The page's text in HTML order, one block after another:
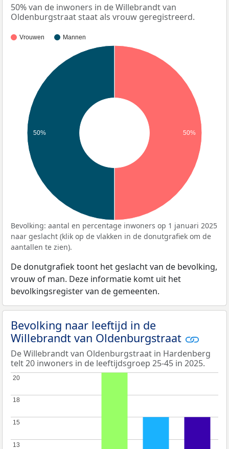
50% van de inwoners in de Willebrandt van
Oldenburgstraat staat als vrouw geregistreerd.
Vrouwen Mannen
50% 50%
Bevolking: aantal en percentage inwoners op 1 januari 2025
naar geslacht (klik op de vlakken in de donutgrafiek om de
aantallen te zien).
De donutgrafiek toont het geslacht van de bevolking,
vrouw of man. Deze informatie komt uit het
bevolkingsregister van de gemeenten.
Bevolking naar leeftijd in de
Willebrandt van Oldenburgstraat
De Willebrandt van Oldenburgstraat in Hardenberg
telt 20 inwoners in de leeftijdsgroep 25-45 in 2025.
13
13
15
15
18
18
20
20